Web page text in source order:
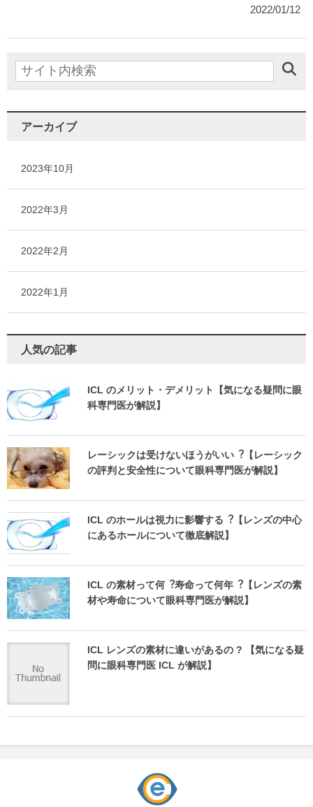
2022/01/12
アーカイブ
2023年10月
2022年3月
2022年2月
2022年1月
人気の記事
ICL のメリット・デメリット【気になる疑問に眼
科専門医が解説】
レーシックは受けないほうがいい︖【レーシック
の評判と安全性について眼科専門医が解説】
ICL のホールは視力に影響する︖【レンズの中心
にあるホールについて徹底解説】
ICL の素材って何︖寿命って何年︖【レンズの素
材や寿命について眼科専門医が解説】
ICL レンズの素材に違いがあるの ? 【気になる疑
問に眼科専門医 ICL が解説】